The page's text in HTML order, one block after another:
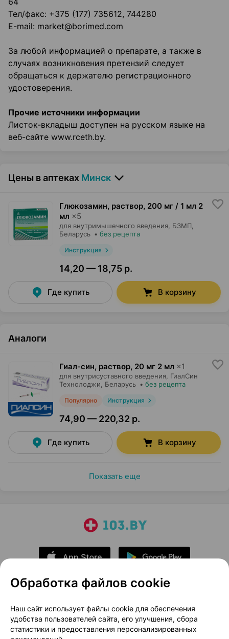
Тел/факс: +375 (177) 735612, 744280
E-mail: market@borimed.com
За любой информацией о препарате, а также в
случаях возникновения претензий следует
обращаться к держателю регистрационного
удостоверения.
Прочие источники информации
Листок-вкладыш доступен на русском языке на
веб-сайте www.rceth.by.
Цены в аптеках Минск
Глюкозамин, раствор, 200 мг / 1 мл 2
мл ×5
для внутримышечного введения, БЗМП,
Беларусь • без рецепта
Инструкция
14,20 — 18,75 р.
Где купить В корзину
Аналоги
Гиал-син, раствор, 20 мг 2 мл ×1
для внутрисуставного введения, ГиалСин
Технолоджи, Беларусь • без рецепта
Популярно Инструкция
74,90 — 220,32 р.
Где купить В корзину
Показать еще
О проекте
Новости проекта
Размещение рекламы
Медицинский маркетинг
Публичный договор
Доставка
Обработка файлов cookie
Наш сайт использует файлы cookie для обеспечения
удобства пользователей сайта, его улучшения, сбора
статистики и предоставления персонализированных